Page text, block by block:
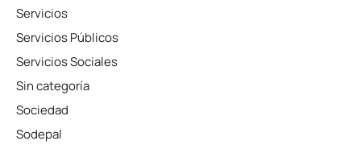
Servicios
Servicios Públicos
Servicios Sociales
Sin categoría
Sociedad
Sodepal